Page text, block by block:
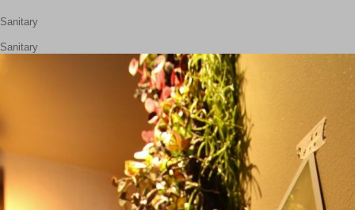
Sanitary
Sanitary